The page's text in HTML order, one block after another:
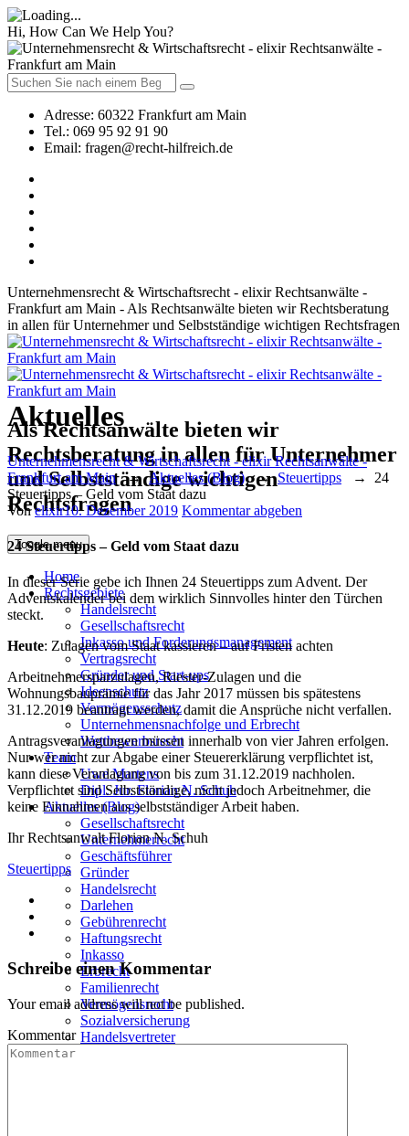
Hi, How Can We Help You?
Adresse: 60322 Frankfurt am Main
Tel.: 069 95 92 91 90
Email: fragen@recht-hilfreich.de
Unternehmensrecht & Wirtschaftsrecht - elixir Rechtsanwälte -
Frankfurt am Main - Als Rechtsanwälte bieten wir Rechtsberatung
in allen für Unternehmer und Selbstständige wichtigen Rechtsfragen
Als Rechtsanwälte bieten wir
Rechtsberatung in allen für Unternehmer
und Selbstständige wichtigen
Rechtsfragen
Toggle menu
Home
Rechtsgebiete
Handelsrecht
Gesellschaftsrecht
Inkasso und Forderungsmanagement
Vertragsrecht
Gründer und Start-ups
Ideenschutz
Vermögensschutz
Unternehmensnachfolge und Erbrecht
Wettbewerbsrecht
Team
Uwe Martens
Dipl. Jur. Florian N. Schuh
Aktuelles (Blog)
Gesellschaftsrecht
Unternehmerrecht
Geschäftsführer
Gründer
Handelsrecht
Darlehen
Gebührenrecht
Haftungsrecht
Inkasso
Erbrecht
Familienrecht
Vermögensrecht
Sozialversicherung
Handelsvertreter
Aktuelles
Unternehmensrecht & Wirtschaftsrecht - elixir Rechtsanwälte -
Frankfurt am Main →Aktuelles (Blog)→Steuertipps → 24
Steuertipps – Geld vom Staat dazu
Author
VonelixirPosted
10. Dezember 2019 Kommentar abgeben
24 Steuertipps – Geld vom Staat dazu
In dieser Serie gebe ich Ihnen 24 Steuertipps zum Advent. Der
Adventskalender bei dem wirklich Sinnvolles hinter den Türchen
steckt.
Heute: Zulagen vom Staat kassieren – auf Fristen achten
Arbeitnehmersparzulagen, Riester-Zulagen und die
Wohnungsbauprämie für das Jahr 2017 müssen bis spätestens
31.12.2019 beantragt werden, damit die Ansprüche nicht verfallen.
Antragsveranlagungen müssen innerhalb von vier Jahren erfolgen.
Nur wer nicht zur Abgabe einer Steuererklärung verpflichtet ist,
kann diese Veranlagung von bis zum 31.12.2019 nachholen.
Verpflichtet sind Selbstständige, nicht jedoch Arbeitnehmer, die
keine Einnahmen aus selbstständiger Arbeit haben.
Ihr Rechtsanwalt Florian N. Schuh
Steuertipps
Schreibe einen Kommentar
Your email address will not be published.
Kommentar